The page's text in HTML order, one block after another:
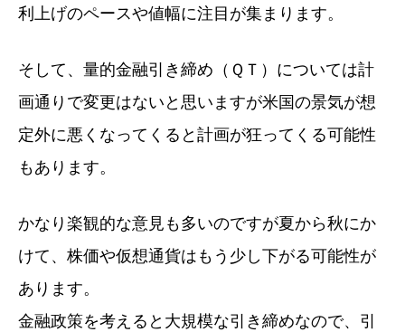
利上げのペースや値幅に注目が集まります。
そして、量的金融引き締め（ＱＴ）については計
画通りで変更はないと思いますが米国の景気が想
定外に悪くなってくると計画が狂ってくる可能性
もあります。
かなり楽観的な意見も多いのですが夏から秋にか
けて、株価や仮想通貨はもう少し下がる可能性が
あります。
金融政策を考えると大規模な引き締めなので、引